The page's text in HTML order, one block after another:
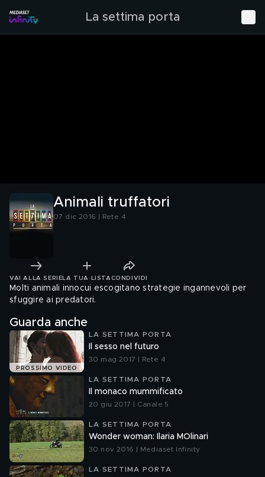
La settima porta
Animali truffatori
07 dic 2016 | Rete 4
VAI ALLA SERIE LA TUA LISTA CONDIVIDI
Molti animali innocui escogitano strategie ingannevoli per
sfuggire ai predatori.
Guarda anche
PROSSIMO VIDEO
LA SETTIMA PORTA
Il sesso nel futuro
30 mag 2017 | Rete 4
LA SETTIMA PORTA
Il monaco mummificato
20 giu 2017 | Canale 5
LA SETTIMA PORTA
Wonder woman: Ilaria MOlinari
30 nov 2016 | Mediaset Infinity
LA SETTIMA PORTA